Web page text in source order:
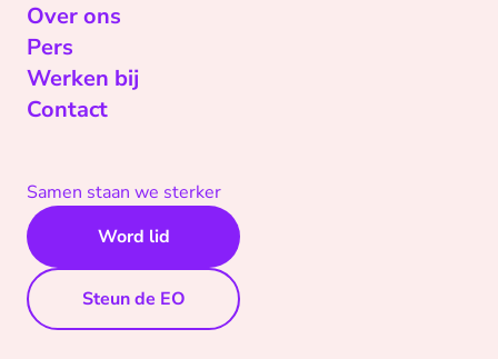
Over ons
Pers
Werken bij
Contact
Samen staan we sterker
Word lid
Steun de EO